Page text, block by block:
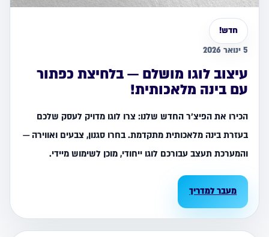
חדש!
5 ינואר 2026
עיצוב לוגו מושלם — בלחיצת כפתור
עם בינה מלאכותית!
הכירו את הפיצ׳ר החדש שלנו: צרו לוגו מדויק לעסק שלכם
בעזרת בינה מלאכותית מתקדמת. בחרו סגנון, צבעים ואווירה —
והמערכת תעצב עבורכם לוגו ייחודי, מוכן לשימוש מיידי.
מעבר למדריך